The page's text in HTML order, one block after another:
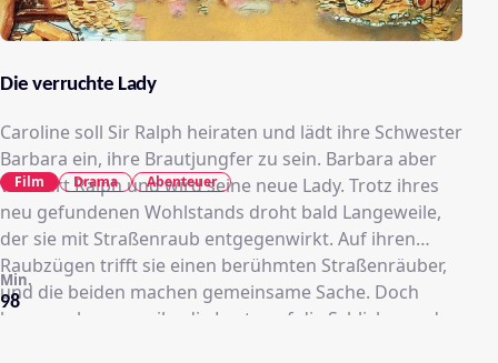
Die verruchte Lady
Caroline soll Sir Ralph heiraten und lädt ihre Schwester
Barbara ein, ihre Brautjungfer zu sein. Barbara aber
verführt Ralph und wird seine neue Lady. Trotz ihres
neu gefundenen Wohlstands droht bald Langeweile,
der sie mit Straßenraub entgegenwirkt. Auf ihren
Raubzügen trifft sie einen berühmten Straßenräuber,
und die beiden machen gemeinsame Sache. Doch
langsam kommen ihr die Leute auf die Schliche, und
98
Min.
Film Drama Abenteuer